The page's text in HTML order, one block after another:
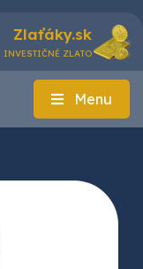
Zlaťáky.sk
INVESTIČNÉ ZLATO
Menu